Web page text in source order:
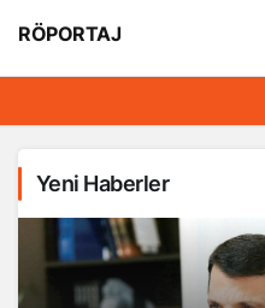
RÖPORTAJ
Yeni Haberler